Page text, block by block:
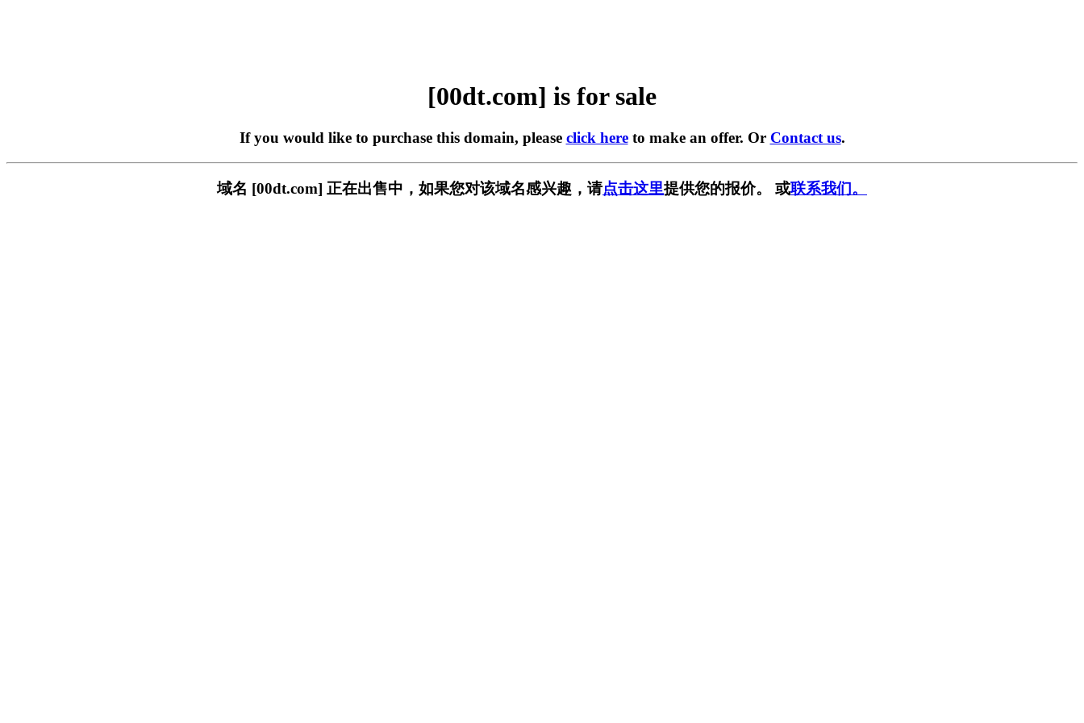
[00dt.com] is for sale
If you would like to purchase this domain, please click hereto make an offer. Or Contact us.
域名 [00dt.com] 正在出售中，如果您对该域名感兴趣，请点击这里提供您的报价。 或联系我们。